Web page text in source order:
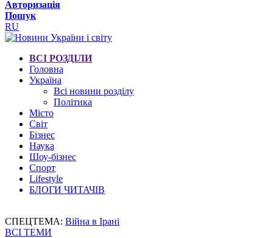
Авторизація
Пошук
RU
ВСІ РОЗДІЛИ
Головна
Україна
Всі новини розділу
Політика
Місто
Світ
Бізнес
Наука
Шоу-бізнес
Спорт
Lifestyle
БЛОГИ ЧИТАЧІВ
СПЕЦТЕМА: Війна в Ірані
ВСІ ТЕМИ